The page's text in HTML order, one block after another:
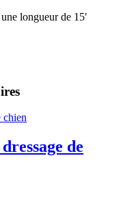
longueur de 15′
de